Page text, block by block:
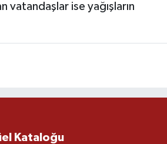
ise yağışların
Kataloğu